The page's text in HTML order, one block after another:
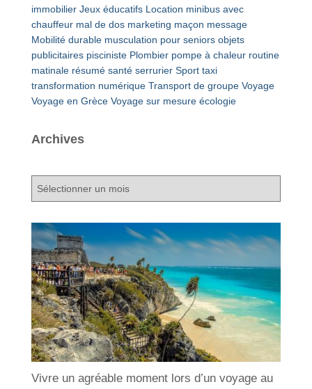
immobilier Jeux éducatifs Location minibus avec
chauffeur mal de dos marketing maçon message
Mobilité durable musculation pour seniors objets
publicitaires pisciniste Plombier pompe à chaleur routine
matinale résumé santé serrurier Sport taxi
transformation numérique Transport de groupe Voyage
Voyage en Grèce Voyage sur mesure écologie
Archives
A
c
i
v
e
s
Vivre un agréable moment lors d’un voyage au